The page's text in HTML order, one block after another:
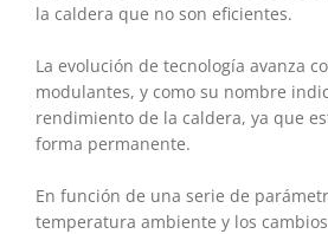
la caldera que no son eficientes.
La evolución de tecnología avanza
modulantes, y como su nombre
rendimiento de la caldera, ya que
forma permanente.
En función de una serie de
temperatura ambiente y los